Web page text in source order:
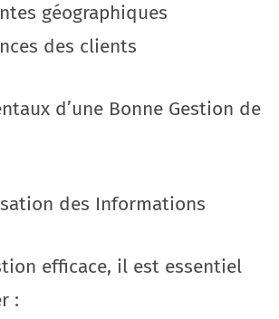
géographiques
des clients
d’une Bonne Gestion de
des Informations
efficace, il est essentiel
: